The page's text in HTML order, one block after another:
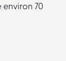
environ 70